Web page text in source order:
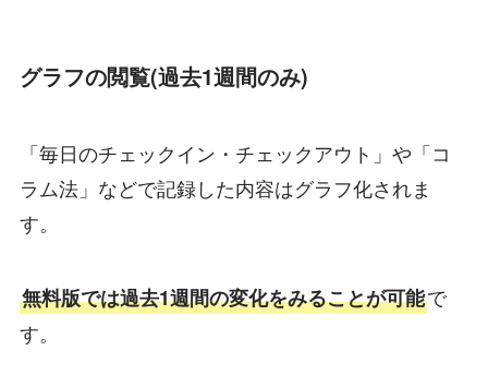
グラフの閲覧(過去1週間のみ)
「毎日のチェックイン・チェックアウト」や「コ
ラム法」などで記録した内容はグラフ化されま
す。
無料版では過去1週間の変化をみることが可能で
す。